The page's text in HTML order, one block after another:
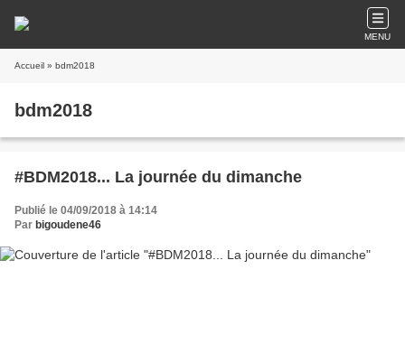
MENU
Accueil » bdm2018
bdm2018
#BDM2018... La journée du dimanche
Publié le 04/09/2018 à 14:14
Par bigoudene46